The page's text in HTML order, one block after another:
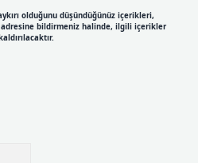
olduğunu düşündüğünüz içerikleri,
bildirmeniz halinde, ilgili içerikler